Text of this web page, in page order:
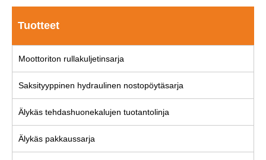
Tuotteet
Moottoriton rullakuljetinsarja
Saksityyppinen hydraulinen nostopöytäsarja
Älykäs tehdashuonekalujen tuotantolinja
Älykäs pakkaussarja